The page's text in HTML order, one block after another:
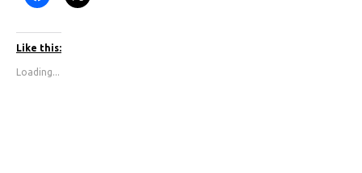
l
k
t
o
h
l
Like this:
Loading...